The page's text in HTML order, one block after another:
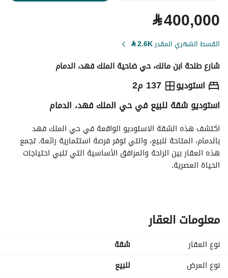
⃁400,000
القسط الشهري المقدر2.6K
⃁
شارع طلحة ابن مالك، حي ضاحية الملك فهد، الدمام
استوديو 137 م2 ⃁
400,000
التفاصيل معلومات ترخيص الإعلان حاسبة التمويلاستوديو شقة للبيع في حي الملك فهد، الدمام
الحياة العصرية.
- الغرض: للبيع
- الموقع: حي الملك فهد، الدمام
- السعر الإجمالي: 400,000 ريال سعودي
- مؤثثة: لا
- عدد الغرف: استوديو (0 غرفة)
- الحمامات: 0
معلومات العقار
نوع العقار
شقة
نوع العرض
للبيع